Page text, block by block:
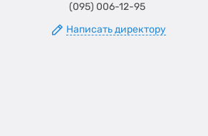
(095) 006-12-95
Написать директору